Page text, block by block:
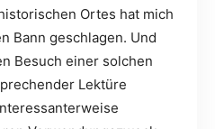
Ortes hat mich
Bann geschlagen. Und
Besuch einer solchen
Lektüre